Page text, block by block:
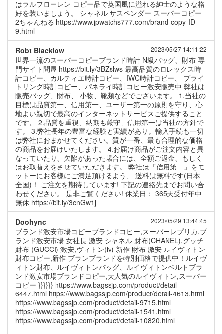
はラルフローレン コピー品で英国風に溢れる紳士のような格
好を装いましょう。 シャネル サスペンダー スーパーコピー
2ちゃんねる https://www.jpwatchs777.com/brand-copy-ID-
9.html
Robt Blacklow
2023/05/27 14:11:22
世界一流のスーパーコピーブランド時計 N級バッグ、財布 専
門サイト問屋 https://bit.ly/3BZslws 最高品質のロレックス時
計コピー、カルティエ時計コピー、IWC時計コピー、 ブライ
トリング時計コピー、パネライ時計コピー激安販売中 弊社は
販売バッグ、財布、 小物、靴類などでございます。 1.当社の
目標は品質第一、信用第一、ユーザー第一の原則を守り、心
地よい親切で最高のインターネットサービスご提供すること
です。 2.品質を重視、納期も厳守、信用第一は当社の方針で
す。 3.弊社長年の豊富な経験と実績があり。輸入手続も一切
は弊社におまかせてください。質が一番、最も合理的な価格
の商品をお届けいたします。 4.お届け商品がご注文内容と異
なっていたり、欠陥があった場合には、全額ご返金、もしく
はお取替えをさせていただきます。 弊社は「信用第一」をモ
ットーにお客様にご満足頂けるよう、 送料は無料です(日本
全国)！ ご注文を期待しています! 下記の連絡先までお問い合
わせください。 是非ご覧ください! 休業日： 365天受付年中
無休 https://bit.ly/3cnGw1j
Doohync
2023/05/29 13:44:45
ブランド激安市場コピーブランドコピー,スーパーレプリカ,ブ
ランド激安市場 女社長 激安 シャネル 財布(CHANEL),グッチ
財布 (GUCCI) 激安,ヴィトン(lv) 新作 財布 激安 ルイヴィトン
財布コピー,新作 ブランブランドを特別価格で提供中！ルイヴ
ィトン財布、ルイヴィトンバッグ、ルイヴィトンベルトブラ
ンド激安市場ブランドコピー,大人気のルイヴィトン,スーパー
コピー }}}}}} https://www.bagssjp.com/product/detail-
6447.html https://www.bagssjp.com/product/detail-4613.html
https://www.bagssjp.com/product/detail-9715.html
https://www.bagssjp.com/product/detail-1541.html
https://www.bagssjp.com/product/detail-10820.html